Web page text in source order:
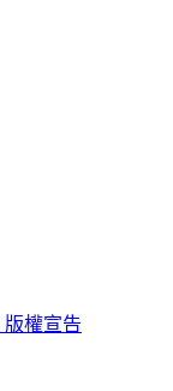
版權宣告